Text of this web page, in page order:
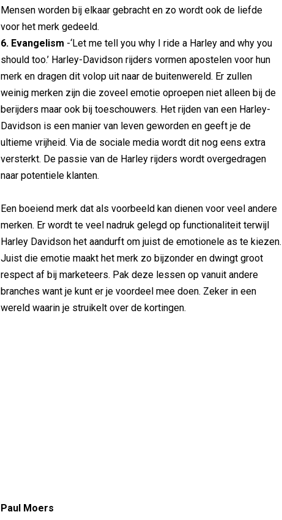
Mensen worden bij elkaar gebracht en zo wordt ook de liefde
voor het merk gedeeld.
6. Evangelism -‘Let me tell you why I ride a Harley and why you
should too.’ Harley-Davidson rijders vormen apostelen voor hun
merk en dragen dit volop uit naar de buitenwereld. Er zullen
weinig merken zijn die zoveel emotie oproepen niet alleen bij de
berijders maar ook bij toeschouwers. Het rijden van een Harley-
Davidson is een manier van leven geworden en geeft je de
ultieme vrijheid. Via de sociale media wordt dit nog eens extra
versterkt. De passie van de Harley rijders wordt overgedragen
naar potentiele klanten.
Een boeiend merk dat als voorbeeld kan dienen voor veel andere
merken. Er wordt te veel nadruk gelegd op functionaliteit terwijl
Harley Davidson het aandurft om juist de emotionele as te kiezen.
Juist die emotie maakt het merk zo bijzonder en dwingt groot
respect af bij marketeers. Pak deze lessen op vanuit andere
branches want je kunt er je voordeel mee doen. Zeker in een
wereld waarin je struikelt over de kortingen.
Paul Moers